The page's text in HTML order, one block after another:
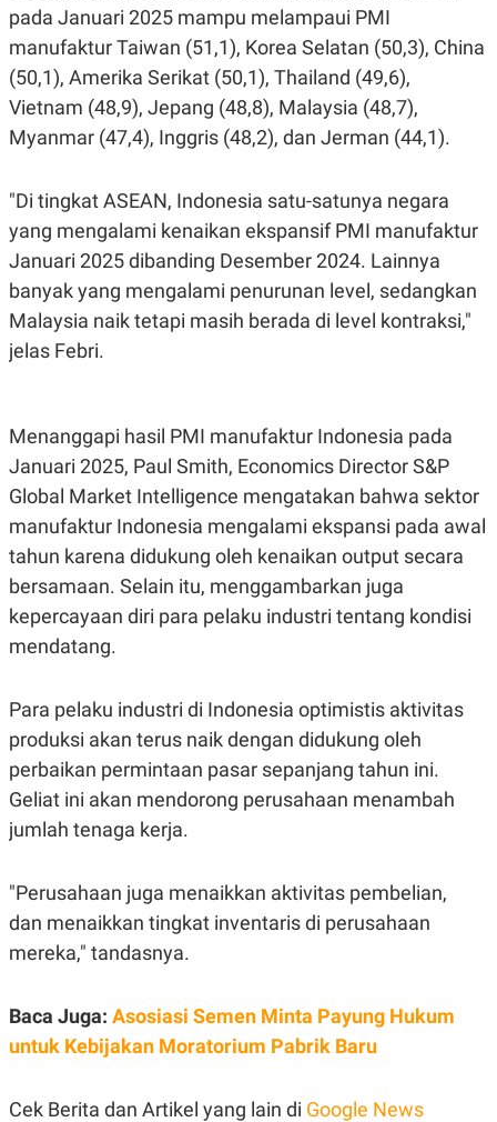
pada Januari 2025 mampu melampaui PMI
manufaktur Taiwan (51,1), Korea Selatan (50,3), China
(50,1), Amerika Serikat (50,1), Thailand (49,6),
Vietnam (48,9), Jepang (48,8), Malaysia (48,7),
Myanmar (47,4), Inggris (48,2), dan Jerman (44,1).
"Di tingkat ASEAN, Indonesia satu-satunya negara
yang mengalami kenaikan ekspansif PMI manufaktur
Januari 2025 dibanding Desember 2024. Lainnya
banyak yang mengalami penurunan level, sedangkan
Malaysia naik tetapi masih berada di level kontraksi,"
jelas Febri.
Menanggapi hasil PMI manufaktur Indonesia pada
Januari 2025, Paul Smith, Economics Director S&P
Global Market Intelligence mengatakan bahwa sektor
manufaktur Indonesia mengalami ekspansi pada awal
tahun karena didukung oleh kenaikan output secara
bersamaan. Selain itu, menggambarkan juga
kepercayaan diri para pelaku industri tentang kondisi
mendatang.
Para pelaku industri di Indonesia optimistis aktivitas
produksi akan terus naik dengan didukung oleh
perbaikan permintaan pasar sepanjang tahun ini.
Geliat ini akan mendorong perusahaan menambah
jumlah tenaga kerja.
"Perusahaan juga menaikkan aktivitas pembelian,
dan menaikkan tingkat inventaris di perusahaan
mereka," tandasnya.
Baca Juga: Asosiasi Semen Minta Payung Hukum
untuk Kebijakan Moratorium Pabrik Baru
Cek Berita dan Artikel yang lain di Google News